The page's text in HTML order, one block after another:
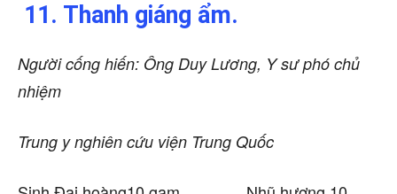
11. Thanh giáng ẩm.
Người cống hiến: Ông Duy Lương, Y sư phó chủ
nhiệm
Trung y nghiên cứu viện Trung Quốc